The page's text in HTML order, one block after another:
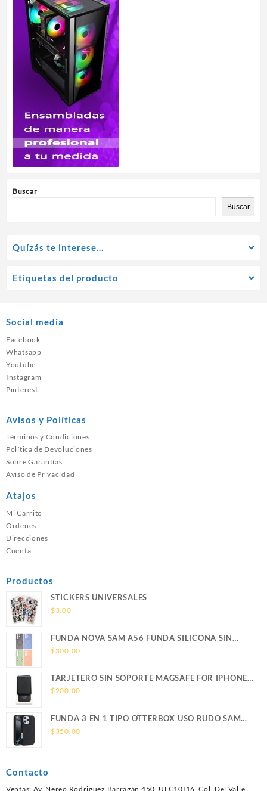
Buscar
Buscar
Quízás te interese…
Etiquetas del producto
Social media
Facebook
Whatsapp
Youtube
Instagram
Pinterest
Avisos y Políticas
Términos y Condiciones
Política de Devoluciones
Sobre Garantías
Aviso de Privacidad
Atajos
Mi Carrito
Ordenes
Direcciones
Cuenta
Productos
STICKERS UNIVERSALES
$3.00
FUNDA NOVA SAM A56 FUNDA SILICONA SIN
SOPORTE MAGNETICO SAMSUNG
$300.00
TARJETERO SIN SOPORTE MAGSAFE FOR IPHONE
LEATHER WALLET MAGSAFE
$200.00
FUNDA 3 EN 1 TIPO OTTERBOX USO RUDO SAM
S26 ULTRA SAMSUNG S26 ULTRA
$350.00
Contacto
Ventas: Av. Nereo Rodriguez Barragán 450, ULC10I16, Col. Del Valle,